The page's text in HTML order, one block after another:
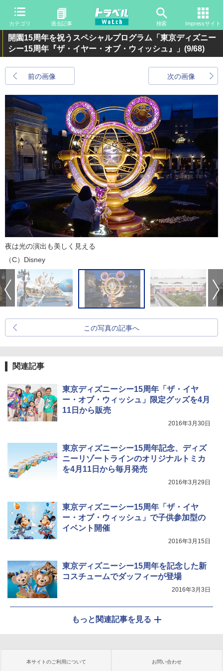
カテゴリ 過去記事 検索 Impressサイト
開園15周年を祝うスペシャルプログラム「東京ディズニー
シー15周年『ザ・イヤー・オブ・ウィッシュ』」 (9/68)
前の画像 次の画像
夜は光の演出も美しく見える
（C）Disney
この写真の記事へ
関連記事
東京ディズニーシー15周年「ザ・イヤ
ー・オブ・ウィッシュ」限定グッズを4月
11日から販売
2016年3月30日
東京ディズニーシー15周年記念、ディズ
ニーリゾートラインのオリジナルトミカ
を4月11日から毎月発売
2016年3月29日
東京ディズニーシー15周年「ザ・イヤ
ー・オブ・ウィッシュ」で子供参加型の
イベント開催
2016年3月15日
東京ディズニーシー15周年を記念した新
コスチュームでダッフィーが登場
2016年3月3日
もっと関連記事を見る
本サイトのご利用について お問い合わせ